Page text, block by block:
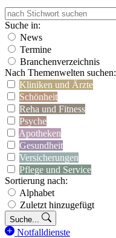
Suche in:
News
Termine
Branchenverzeichnis
Nach Themenwelten suchen:
Kliniken und Ärzte
Schönheit
Reha und Fitness
Psyche
Apotheken
Gesundheit
Versicherungen
Pflege und Service
Sortierung nach:
Alphabet
Zuletzt hinzugefügt
Suche...
Notfalldienste